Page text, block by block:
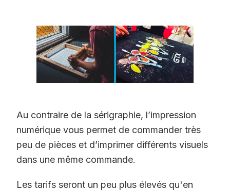
Au contraire de la sérigraphie, l’impression
numérique vous permet de commander très
peu de pièces et d’imprimer différents visuels
dans une même commande.
Les tarifs seront un peu plus élevés qu'en